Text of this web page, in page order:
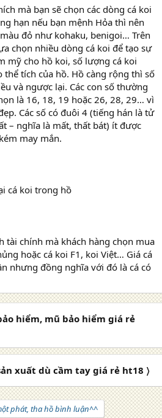
mà bạn sẽ chọn các dòng cá koi
hạn nếu bạn mệnh Hỏa thì nên
đỏ như kohaku, benigoi… Trên
chọn nhiều dòng cá koi để tạo sự
mỹ cho hồ koi, số lượng cá koi
tích của hồ. Hồ càng rộng thì số
và ngược lại. Các con số thường
là 16, 18, 19 hoặc 26, 28, 29… vì
Các số có đuôi 4 (tiếng hán là tử
– nghĩa là mất, thất bát) ít được
may mắn.
cá koi trong hồ
tài chính mà khách hàng chọn mua
hoặc cá koi F1, koi Việt… Giá cá
nhưng đồng nghĩa với đó là cá có
hiểm, mũ bảo hiểm giá rẻ
xuất dù cầm tay giá rẻ ht18 〉
phát, tha hồ bình luận^^